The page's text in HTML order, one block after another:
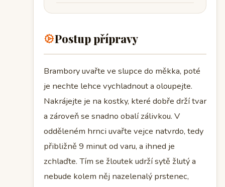
Postup přípravy
Brambory uvařte ve slupce do měkka, poté
je nechte lehce vychladnout a oloupejte.
Nakrájejte je na kostky, které dobře drží tvar
a zároveň se snadno obalí zálivkou. V
odděleném hrnci uvařte vejce natvrdo, tedy
přibližně 9 minut od varu, a ihned je
zchlaďte. Tím se žloutek udrží sytě žlutý a
nebude kolem něj nazelenalý prstenec,